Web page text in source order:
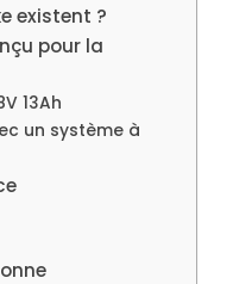
existent ?
pour la
13Ah
un système à